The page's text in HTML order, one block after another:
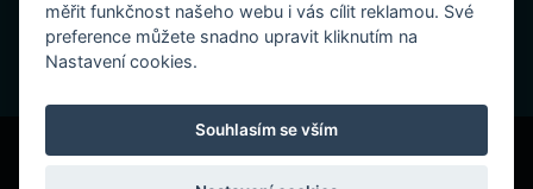
měřit funkčnost našeho webu i vás cílit reklamou. Své
preference můžete snadno upravit kliknutím na
Nastavení cookies.
Souhlasím se vším